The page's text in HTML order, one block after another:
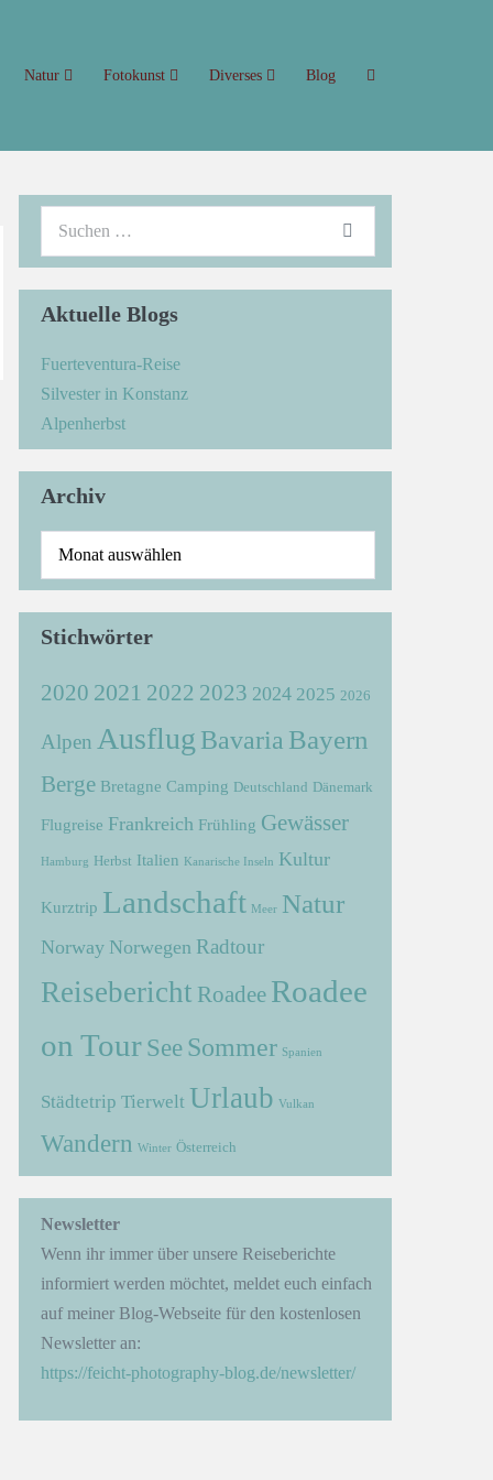
Natur Fotokunst Diverses Blog
Aktuelle Blogs
Fuerteventura-Reise
Silvester in Konstanz
Alpenherbst
Archiv
Stichwörter
2020 2021 2022 2023 2024 2025 2026
Alpen Ausflug Bavaria Bayern
Berge Bretagne Camping Deutschland Dänemark
Flugreise Frankreich Frühling Gewässer
Hamburg Herbst Italien Kanarische Inseln Kultur
Kurztrip Landschaft Meer Natur
Norway Norwegen Radtour
Reisebericht Roadee Roadee
on Tour See Sommer Spanien
Städtetrip Tierwelt Urlaub Vulkan
Wandern Winter Österreich
Newsletter
Wenn ihr immer über unsere Reiseberichte
informiert werden möchtet, meldet euch einfach
auf meiner Blog-Webseite für den kostenlosen
Newsletter an:
https://feicht-photography-blog.de/newsletter/